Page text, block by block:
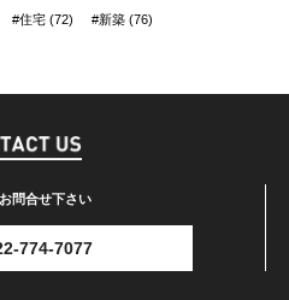
#住宅 (72) #新築 (76)
問合せ下さい
774-7077